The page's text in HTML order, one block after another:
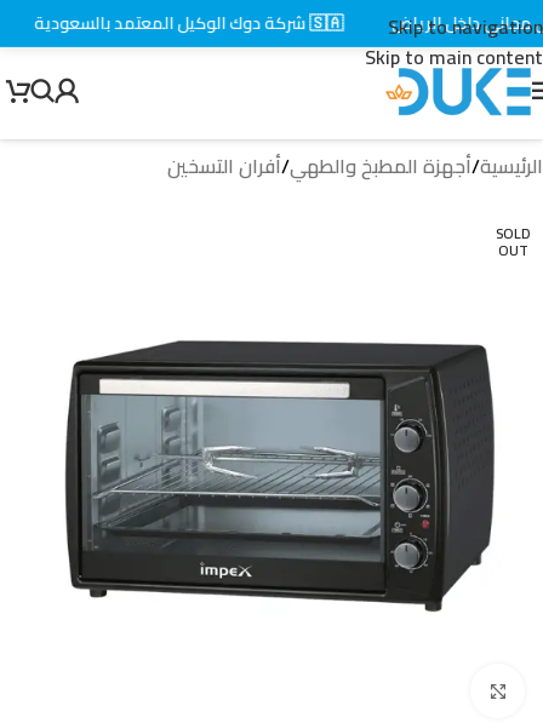
Skip to navigation
Skip to main content
الرئيسية/أجهزة المطبخ والطهي/أفران التسخين
SOLD
OUT
داخل الرياض 🇸🇦 شركة دوك الوكيل المعتمد بالسعودية